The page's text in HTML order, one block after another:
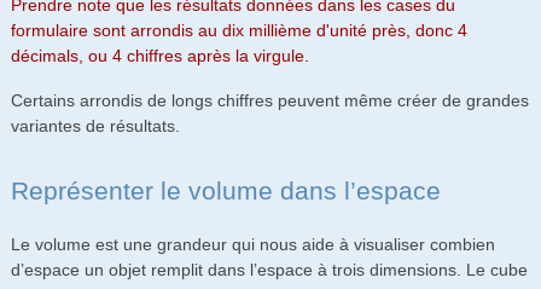
Prendre note que les résultats données dans les cases du
formulaire sont arrondis au dix millième d'unité près, donc 4
décimals, ou 4 chiffres après la virgule.
Certains arrondis de longs chiffres peuvent même créer de grandes
variantes de résultats.
Représenter le volume dans l’espace
Le volume est une grandeur qui nous aide à visualiser combien
d’espace un objet remplit dans l’espace à trois dimensions. Le cube